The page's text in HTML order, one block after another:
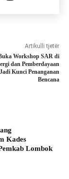
Artikulli tjetër
Workshop SAR di
dan Pemberdayaan
Kunci Penanganan
Bencana
Kades
Lombok